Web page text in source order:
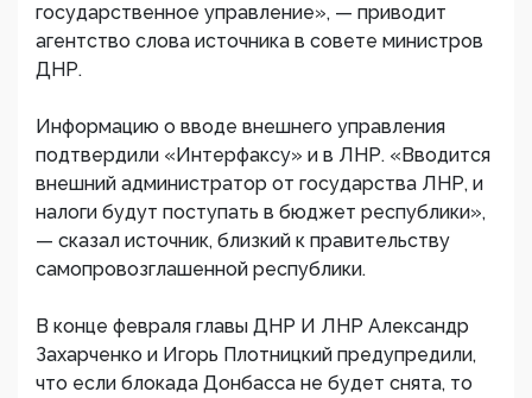
государственное управление», — приводит
агентство слова источника в совете министров
ДНР.
Информацию о вводе внешнего управления
подтвердили «Интерфаксу» и в ЛНР. «Вводится
внешний администратор от государства ЛНР, и
налоги будут поступать в бюджет республики»,
— сказал источник, близкий к правительству
самопровозглашенной республики.
В конце февраля главы ДНР И ЛНР Александр
Захарченко и Игорь Плотницкий предупредили,
что если блокада Донбасса не будет снята, то